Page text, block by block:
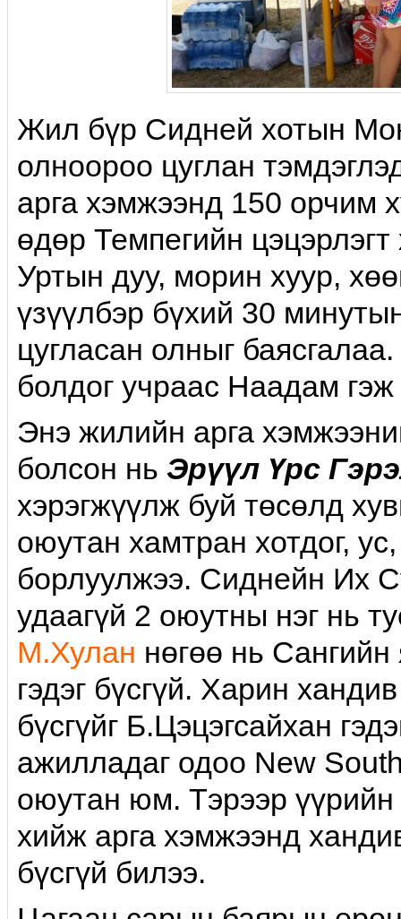
Жил бүр Сидней хотын
олноороо цуглан
арга хэмжээнд 150 орчим
өдөр Темпегийн
Уртын дуу, морин хуур,
үзүүлбэр бүхий 30
цугласан олныг
болдог учраас Наадам
Энэ жилийн арга
болсон нь Эрүүл Үрс
хэрэгжүүлж буй төсөлд
оюутан хамтран хотдог,
борлуулжээ. Сиднейн Их
удаагүй 2 оюутны нэг нь
М.Хулан нөгөө нь
гэдэг бүсгүй. Харин
бүсгүйг Б.Цэцэгсайхан
ажилладаг одоо New
оюутан юм. Тэрээр үүрийн
хийж арга хэмжээнд
бүсгүй билээ.